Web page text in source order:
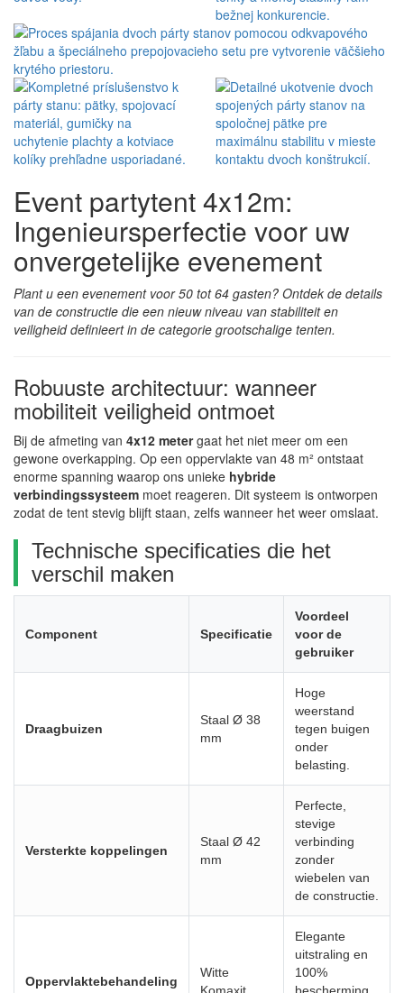
Event partytent 4x12m:
Ingenieursperfectie voor uw
onvergetelijke evenement
Plant u een evenement voor 50 tot 64 gasten? Ontdek de details
van de constructie die een nieuw niveau van stabiliteit en
veiligheid definieert in de categorie grootschalige tenten.
Robuuste architectuur: wanneer
mobiliteit veiligheid ontmoet
Bij de afmeting van 4x12 metergaat het niet meer om een
gewone overkapping. Op een oppervlakte van 48 m² ontstaat
enorme spanning waarop ons unieke hybride
verbindingssysteem moet reageren. Dit systeem is ontworpen
zodat de tent stevig blijft staan, zelfs wanneer het weer omslaat.
Technische specificaties die het
verschil maken
Component Specificatie
Voordeel
voor de
gebruiker
Draagbuizen
Staal Ø 38
mm
Hoge
weerstand
tegen buigen
onder
belasting.
Versterkte koppelingen
Staal Ø 42
mm
Perfecte,
stevige
verbinding
zonder
wiebelen van
de constructie.
Oppervlaktebehandeling
Witte
Komaxit
Elegante
uitstraling en
100%
bescherming